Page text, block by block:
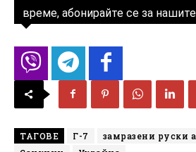
време, абонирайте се за
ТАГОВЕ Г-7 замразени руски